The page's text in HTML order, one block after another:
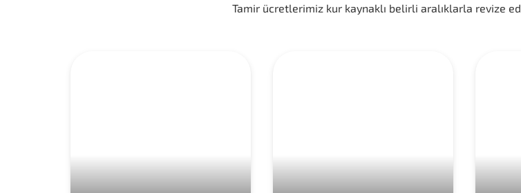
Tamir ücretlerimiz kur kaynaklı belirli aralıklarla revize